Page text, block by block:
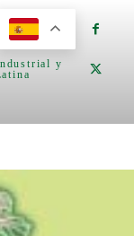
y